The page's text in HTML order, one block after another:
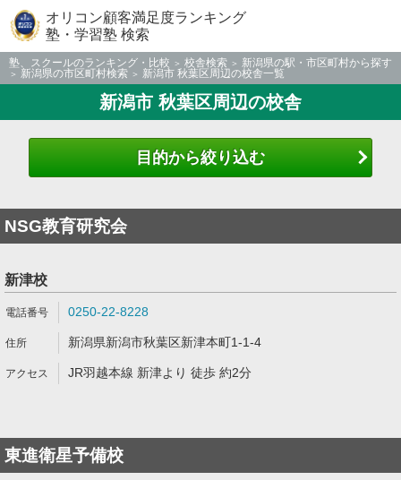
オリコン顧客満足度ランキング
塾・学習塾 検索
塾、スクールのランキング・比較 校舎検索
新潟県の駅・市区町村から探す
新潟県の市区町村検索
新潟市 秋葉区周辺の校舎一覧
新潟市 秋葉区周辺の校舎
目的から絞り込む
NSG教育研究会
新津校
0250-22-8228
新潟県新潟市秋葉区新津本町1-1-4
JR羽越本線 新津より 徒歩 約2分
東進衛星予備校